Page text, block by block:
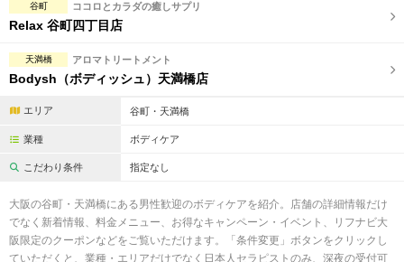
初回割引あり
団体割引
キャッシュレス決済OK
フットバスあり 岩盤浴あり
谷町 ココロとカラダの癒しサプリ
Relax 谷町四丁目店
天満橋 アロマトリートメント
Bodysh（ボディッシュ）天満橋店
エリア 谷町・天満橋
業種 ボディケア
こだわり条件 指定なし
大阪の谷町・天満橋にある男性歓迎のボディケアを紹介。店舗の詳細情報だけ
でなく新着情報、料金メニュー、お得なキャンペーン・イベント、リフナビ大
阪限定のクーポンなどをご覧いただけます。「条件変更」ボタンをクリックし
ていただくと、業種・エリアだけでなく日本人セラピストのみ、深夜の受付可